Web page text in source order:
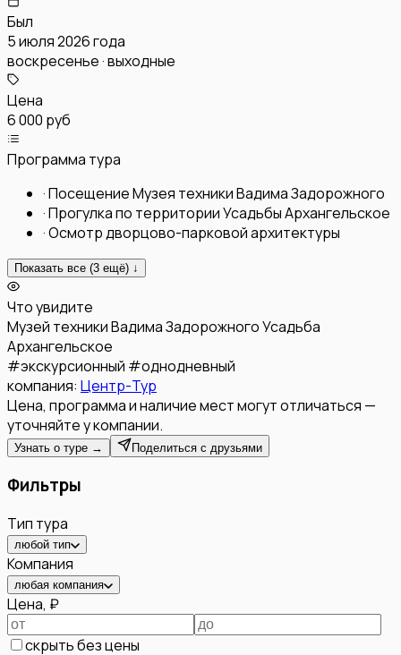
Был
5 июля 2026 года
воскресенье · выходные
Цена
6 000 руб
Программа тура
·Посещение Музея техники Вадима Задорожного
·Прогулка по территории Усадьбы Архангельское
·Осмотр дворцово-парковой архитектуры
Показать все (3 ещё) ↓
Что увидите
Музей техники Вадима ЗадорожногоУсадьба
Архангельское
#экскурсионный #однодневный
компания: Центр-Тур
Цена, программа и наличие мест могут отличаться —
уточняйте у компании.
Узнать о туре → Поделиться с друзьями
Фильтры
Тип тура
любой тип
Компания
любая компания
Цена, ₽
скрыть без цены